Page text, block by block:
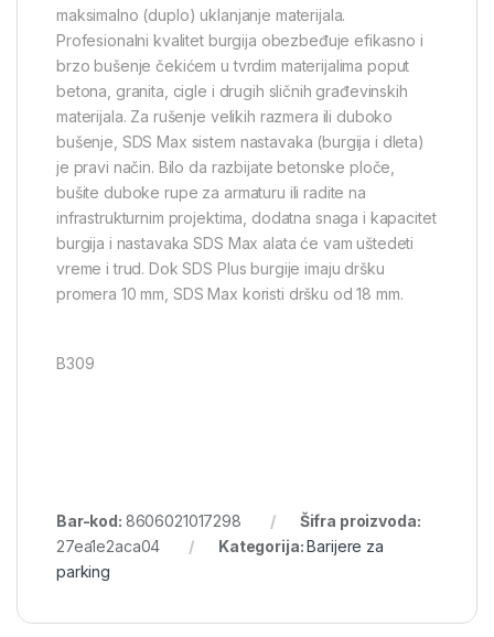
maksimalno (duplo) uklanjanje materijala.
Profesionalni kvalitet burgija obezbeđuje efikasno i
brzo bušenje čekićem u tvrdim materijalima poput
betona, granita, cigle i drugih sličnih građevinskih
materijala. Za rušenje velikih razmera ili duboko
bušenje, SDS Max sistem nastavaka (burgija i dleta)
je pravi način. Bilo da razbijate betonske ploče,
bušite duboke rupe za armaturu ili radite na
infrastrukturnim projektima, dodatna snaga i kapacitet
burgija i nastavaka SDS Max alata će vam uštedeti
vreme i trud. Dok SDS Plus burgije imaju dršku
promera 10 mm, SDS Max koristi dršku od 18 mm.
B309
Bar-kod: 8606021017298
Šifra proizvoda:
27ea1e2aca04
Kategorija:Barijere za
parking